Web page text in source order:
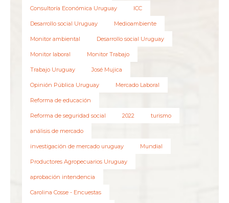
Consultoría Económica Uruguay ICC
Desarrollo social Uruguay Medioambiente
Monitor ambiental Desarrollo social Uruguay
Monitor laboral Monitor Trabajo
Trabajo Uruguay José Mujica
Opinión Pública Uruguay Mercado Laboral
Reforma de educación
Reforma de seguridad social 2022 turismo
análisis de mercado
investigación de mercado uruguay Mundial
Productores Agropecuarios Uruguay
aprobación intendencia
Carolina Cosse - Encuestas